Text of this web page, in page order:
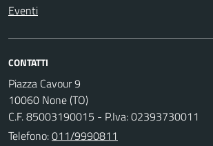
Eventi
CONTATTI
Piazza Cavour 9
10060 None (TO)
C.F. 85003190015 - P.Iva: 02393730011
Telefono:011/9990811